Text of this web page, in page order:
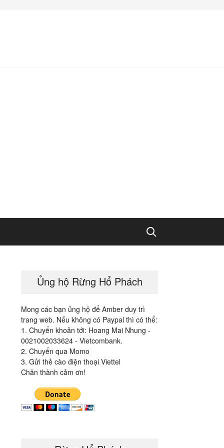
Search
Ủng hộ Rừng Hổ Phách
Mong các bạn ủng hộ để Amber duy trì
trang web. Nếu không có Paypal thì có thể:
1. Chuyển khoản tới: Hoang Mai Nhung -
0021002033624 - Vietcombank.
2. Chuyển qua Momo
3. Gửi thẻ cào điện thoại Viettel
Chân thành cảm ơn!